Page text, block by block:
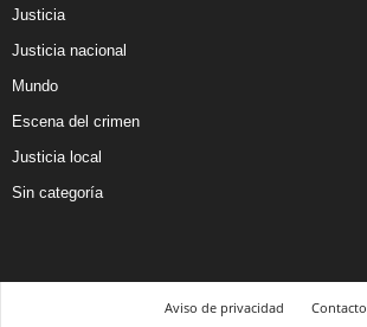
Justicia
Justicia nacional
Mundo
Escena del crimen
Justicia local
Sin categoría
Aviso de privacidad Contacto